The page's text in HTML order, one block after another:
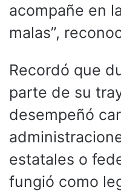
acompañe en
malas”,
Recordó que
parte de su
desempeñó
estatales o
fungió como